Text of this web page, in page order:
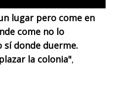
lugar pero come en
come no lo
donde duerme.
la colonia",